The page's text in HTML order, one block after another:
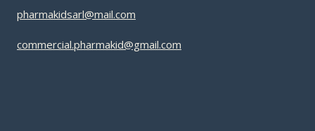
pharmakidsarl@mail.com
commercial.pharmakid@gmail.com